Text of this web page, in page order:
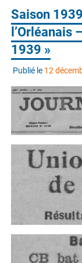
Saison
l’Orléanais
1939 »
Publié le 12